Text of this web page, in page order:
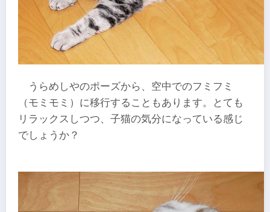
うらめしやのポーズから、空中でのフミフミ
（モミモミ）に移行することもあります。とても
リラックスしつつ、子猫の気分になっている感じ
でしょうか？